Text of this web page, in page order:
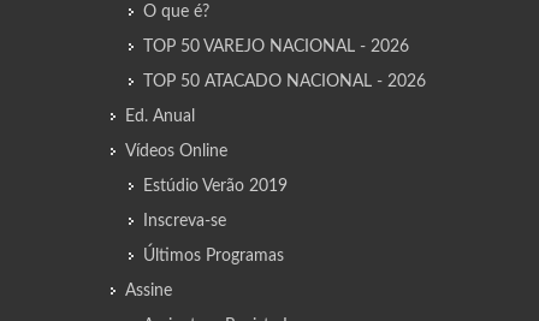
O que é?
TOP 50 VAREJO NACIONAL - 2026
TOP 50 ATACADO NACIONAL - 2026
Ed. Anual
Vídeos Online
Estúdio Verão 2019
Inscreva-se
Últimos Programas
Assine